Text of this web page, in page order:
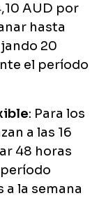
AUD por
hasta
20
el período
: Para los
a las 16
48 horas
la semana